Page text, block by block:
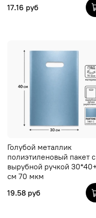
17.16 руб
Голубой металлик
полиэтиленовый пакет с
вырубной ручкой
см 70 мкм
19.58 руб